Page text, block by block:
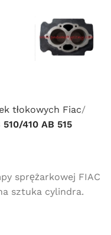
tłokowych Fiac
410 AB 515
sprężarkowej FIAC
sztuka cylindra.